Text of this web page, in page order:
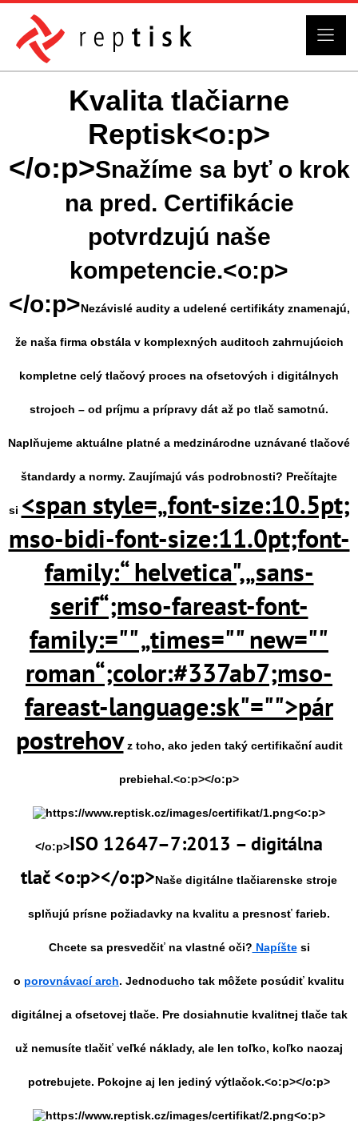
Kvalita tlačiarne
Reptisk<o:p>
</o:p>Snažíme sa byť o krok
na pred. Certifikácie
potvrdzujú naše
kompetencie.<o:p>
</o:p>Nezávislé audity a udelené certifikáty znamenajú,
že naša firma obstála v komplexných auditoch zahrnujúcich
kompletne celý tlačový proces na ofsetových i digitálnych
strojoch – od príjmu a prípravy dát až po tlač samotnú.
Naplňujeme aktuálne platné a medzinárodne uznávané tlačové
štandardy a normy. Zaujímajú vás podrobnosti? Prečítajte
si <span style=„font-size:10.5pt;
mso-bidi-font-size:11.0pt;font-
family:“ helvetica",„sans-
serif“;mso-fareast-font-
family:="" „times="" new=""
roman“;color:#337ab7;­mso-
fareast-language:sk"="">pár
postrehov z toho, ako jeden taký certifikační audit
prebiehal.<o:p></o:p>
<o:p>
</o:p>ISO 12647–7:2013 – digitálna
tlač <o:p></o:p>Naše digitálne tlačiarenske stroje
splňujú prísne požiadavky na kvalitu a presnosť farieb.
Chcete sa presvedčiť na vlastné oči? Napíštesi
o porovnávací arch. Jednoducho tak môžete posúdiť kvalitu
digitálnej a ofsetovej tlače. Pre dosiahnutie kvalitnej tlače tak
už nemusíte tlačiť veľké náklady, ale len toľko, koľko naozaj
potrebujete. Pokojne aj len jediný výtlačok.<o:p></o:p>
<o:p>